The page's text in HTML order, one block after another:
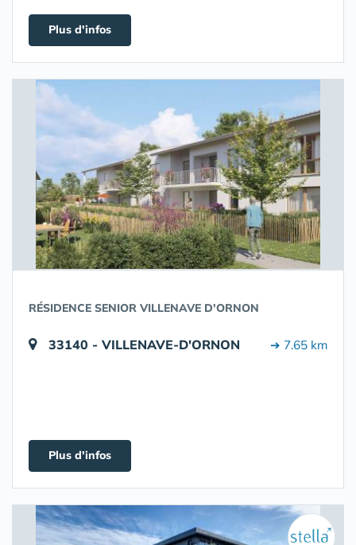
Plus d'infos
RÉSIDENCE SENIOR VILLENAVE D'ORNON
33140 - VILLENAVE-D'ORNON ➔ 7.65 km
Plus d'infos